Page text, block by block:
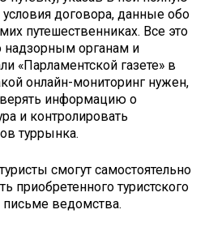
договора, данные обо
путешественниках. Все это
надзорным органам и
«Парламентской газете» в
онлайн-мониторинг нужен,
информацию о
и контролировать
туррынка.
смогут самостоятельно
приобретенного туристского
письме ведомства.